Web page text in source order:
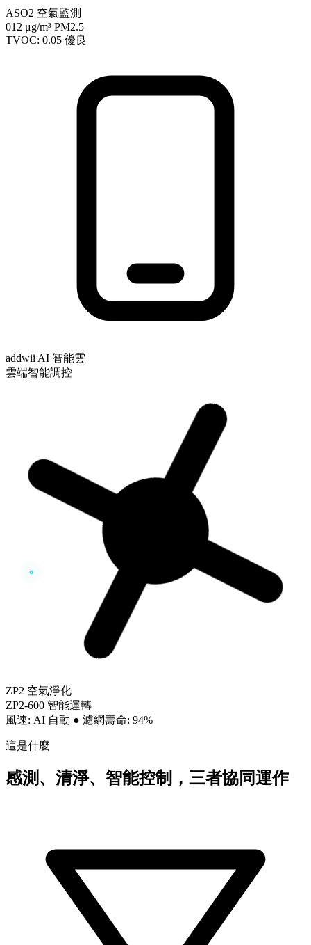
ASO2 空氣監測
012 μg/m³ PM2.5
TVOC: 0.05 優良
addwii AI 智能雲
雲端智能調控
ZP2 空氣淨化
ZP2-600 智能運轉
風速: AI 自動 ● 濾網壽命: 94%
這是什麼
感測、清淨、智能控制，三者協同運作